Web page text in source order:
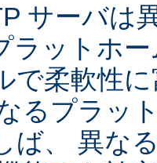
サーバは
ラットホ
で柔軟性
るプラッ
ば、 異な